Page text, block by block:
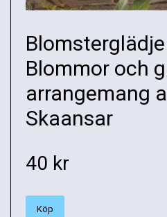
Blommor och
arrangemang
Skaansar
40 kr
Köp